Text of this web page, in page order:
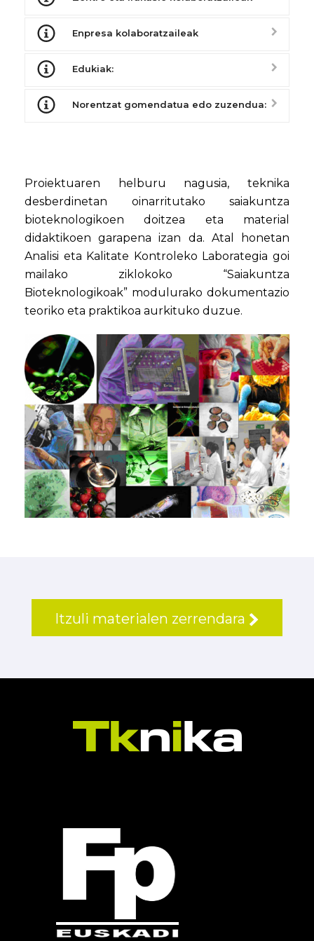
Enpresa kolaboratzaileak
Edukiak:
Norentzat gomendatua edo zuzendua:
Proiektuaren helburu nagusia, teknika
desberdinetan oinarritutako saiakuntza
bioteknologikoen doitzea eta material
didaktikoen garapena izan da. Atal honetan
Analisi eta Kalitate Kontroleko Laborategia goi
mailako ziklokoko “Saiakuntza
Bioteknologikoak” modulurako dokumentazio
teoriko eta praktikoa aurkituko duzue.
Itzuli materialen zerrendara